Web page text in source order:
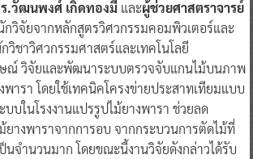
.วัฒนพงศ์ เกิดทองมี และผู้ช่วยศาสตราจารย์
กวิจัยจากหลักสูตรวิศวกรรมคอมพิวเตอร์และ
ชาวิศวกรรมศาสตร์และเทคโนโลยี
ณ์ วิจัยและพัฒนาระบบตรวจจับแกนไม้บนภาพ
ารา โดยใช้เทคนิคโครงข่ายประสาทเทียมแบบ
บในโรงงานแปรรูปไม้ยางพารา ช่วยลด
างพาราจากการอบ จากกระบวนการตัดไม้ที่
นจำนวนมาก โดยขณะนี้งานวิจัยดังกล่าวได้รับ